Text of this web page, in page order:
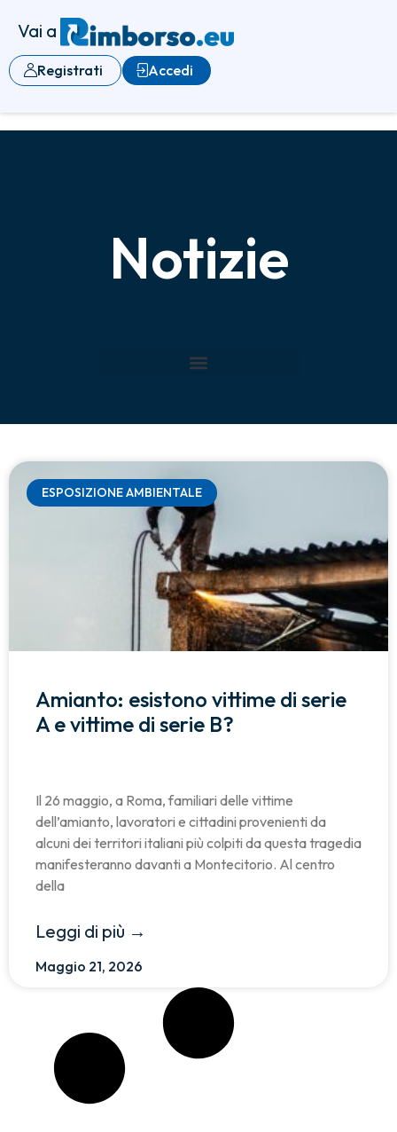
Vai a
Accedi
Registrati
Notizie
ESPOSIZIONE AMBIENTALE
Amianto: esistono vittime di serie
A e vittime di serie B?
Il 26 maggio, a Roma, familiari delle vittime
dell’amianto, lavoratori e cittadini provenienti da
alcuni dei territori italiani più colpiti da questa tragedia
manifesteranno davanti a Montecitorio. Al centro
della
Leggi di più →
Maggio 21, 2026